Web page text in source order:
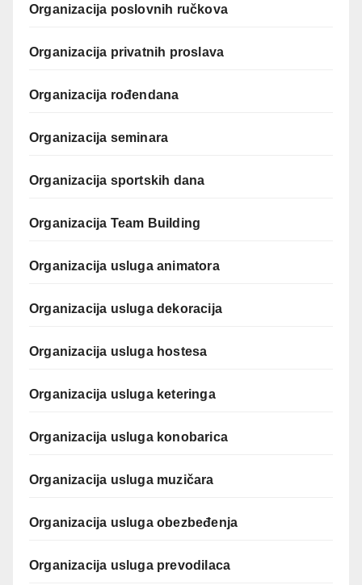
Organizacija poslovnih ručkova
Organizacija privatnih proslava
Organizacija rođendana
Organizacija seminara
Organizacija sportskih dana
Organizacija Team Building
Organizacija usluga animatora
Organizacija usluga dekoracija
Organizacija usluga hostesa
Organizacija usluga keteringa
Organizacija usluga konobarica
Organizacija usluga muzičara
Organizacija usluga obezbeđenja
Organizacija usluga prevodilaca